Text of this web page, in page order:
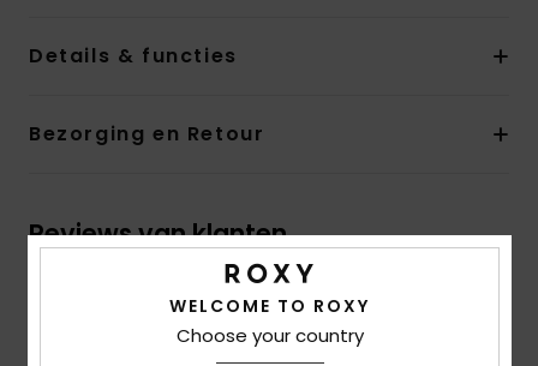
Details & functies
Bezorging en Retour
Reviews van klanten
Gemiddelde score
WELCOME TO ROXY
Choose your country